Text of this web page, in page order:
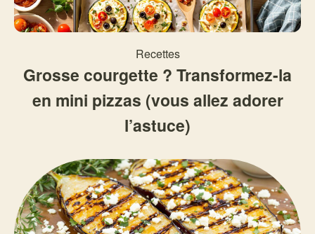
Recettes
Grosse courgette ? Transformez-la
en mini pizzas (vous allez adorer
l’astuce)